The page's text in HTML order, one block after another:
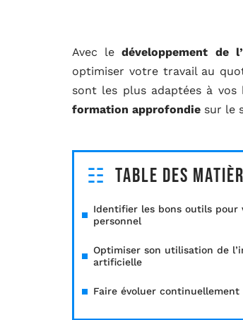
Avec ledéveloppement de
optimiser votre travail au
sont les plus adaptées à
formation approfondie sur le
Table des
Identifier les bons outils pour
personnel
Optimiser son utilisation de
artificielle
Faire évoluer continuellement